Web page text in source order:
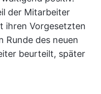
der Mitarbeiter
ihren Vorgesetzten
Runde des neuen
beurteilt, später